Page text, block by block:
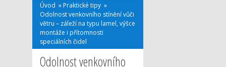
Úvod » Praktické tipy »
Odolnost venkovního stínění vůči
větru – záleží na typu lamel, výšce
montáže i přítomnosti
speciálních čidel
Odolnost venkovního